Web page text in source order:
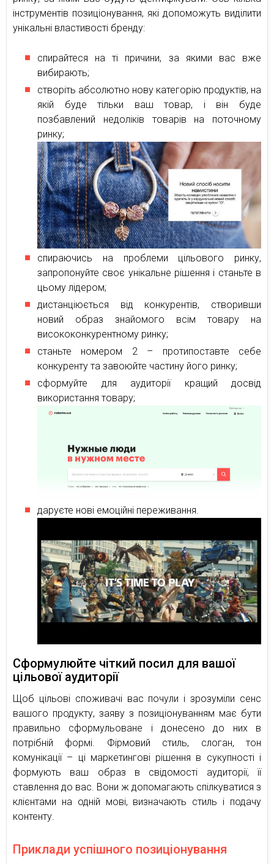
інструментів позиціонування, які допоможуть виділити
унікальні властивості бренду:
спирайтеся на ті причини, за якими вас вже
вибирають;
створіть абсолютно нову категорію продуктів, на
якій буде тільки ваш товар, і він буде
позбавлений недоліків товарів на поточному
ринку;
спираючись на проблеми цільового ринку,
запропонуйте своє унікальне рішення і станьте в
цьому лідером;
дистанціюється від конкурентів, створивши
новий образ знайомого всім товару на
висококонкурентному ринку;
станьте номером 2 – протипоставте себе
конкуренту та завоюйте частину його ринку;
сформуйте для аудиторії кращий досвід
використання товару;
даруєте нові емоційні переживання.
Сформулюйте чіткий посил для вашої
цільової аудиторії
Щоб цільові споживачі вас почули і зрозуміли сенс
вашого продукту, заяву з позиціонуванням має бути
правильно сформульоване і донесено до них в
потрібній формі. Фірмовий стиль, слоган, тон
комунікації – ці маркетингові рішення в сукупності і
формують ваш образ в свідомості аудиторії, її
ставлення до вас. Вони ж допомагають спілкуватися з
клієнтами на одній мові, визначають стиль і подачу
контенту.
Приклади успішного позиціонування